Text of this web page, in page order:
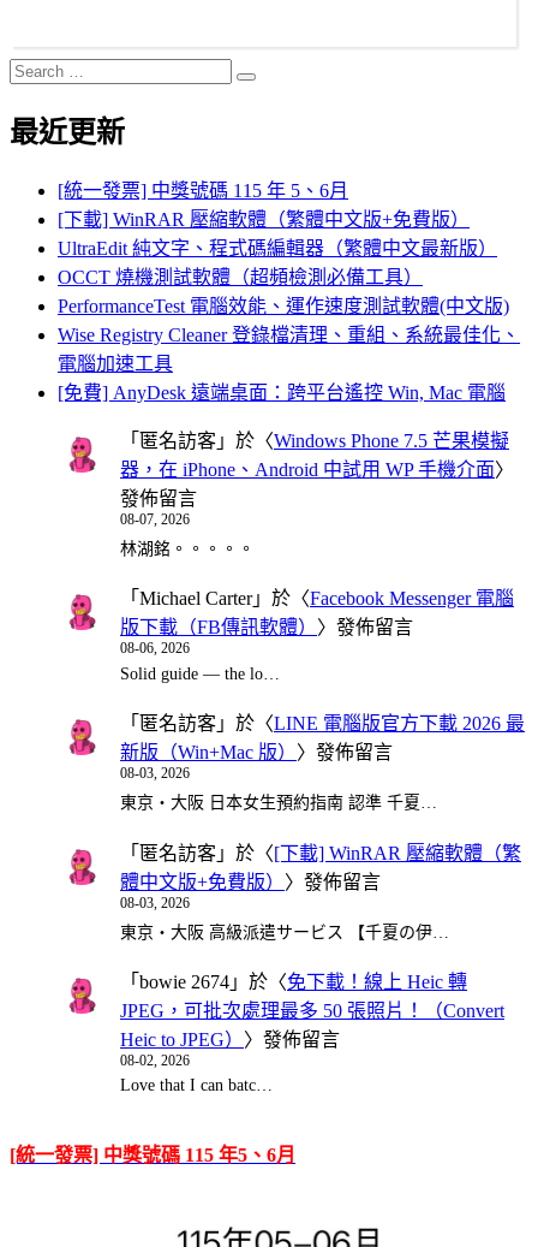
Search
for:
Search
最近更新
[統一發票] 中獎號碼 115 年 5、6月
[下載] WinRAR 壓縮軟體（繁體中文版+免費版）
UltraEdit 純文字、程式碼編輯器（繁體中文最新版）
OCCT 燒機測試軟體（超頻檢測必備工具）
PerformanceTest 電腦效能、運作速度測試軟體(中文版)
Wise Registry Cleaner 登錄檔清理、重組、系統最佳化、
電腦加速工具
[免費] AnyDesk 遠端桌面：跨平台遙控 Win, Mac 電腦
「 匿名訪客 」於〈Windows Phone 7.5 芒果模擬
器，在 iPhone、Android 中試用 WP 手機介面〉
發佈留言
08-07, 2026
林湖銘。。。。。
「 Michael Carter」於〈Facebook Messenger 電腦
版下載（FB傳訊軟體）
〉發佈留言
08-06, 2026
Solid guide — the lo…
「 匿名訪客 」於〈LINE 電腦版官方下載 2026 最
新版（Win+Mac 版） 〉發佈留言
08-03, 2026
東京・大阪 日本女生預約指南 認準 千夏…
「 匿名訪客 」於〈[下載] WinRAR 壓縮軟體（繁
體中文版+免費版） 〉發佈留言
08-03, 2026
東京・大阪 高級派遣サービス 【千夏の伊…
「 bowie 2674 」於〈免下載！線上 Heic 轉
JPEG，可批次處理最多 50 張照片！（Convert
Heic to JPEG） 〉發佈留言
08-02, 2026
Love that I can batc…
[統一發票] 中獎號碼 115 年5、6月